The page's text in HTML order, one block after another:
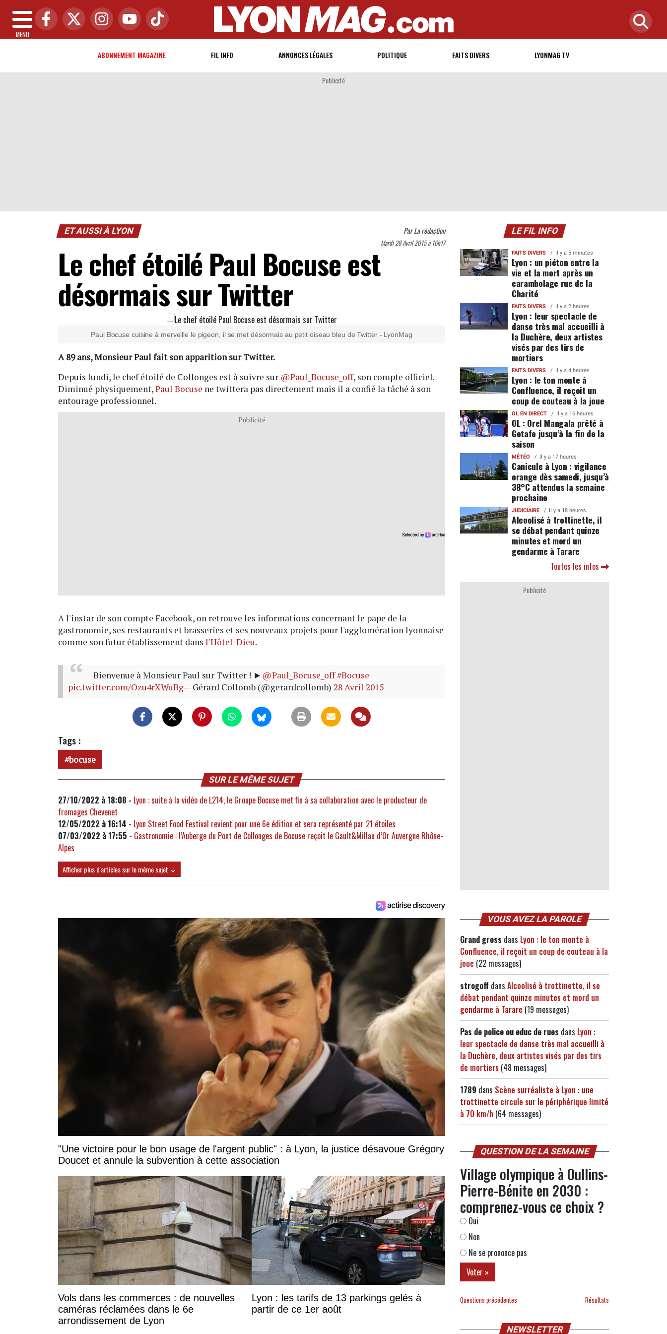
MENU
ABONNEMENT MAGAZINE FIL INFO ANNONCES LÉGALES POLITIQUE FAITS DIVERS LYONMAG TV
Publicité
ET AUSSI À LYON ParLa rédaction
Mardi 28 Avril 2015 à 16h17
Le chef étoilé Paul Bocuse est
désormais sur Twitter
Paul Bocuse cuisine à merveille le pigeon, il se met désormais au petit oiseau bleu de Twitter - LyonMag
A 89 ans, Monsieur Paul fait son apparition sur Twitter.
Depuis lundi, le chef étoilé de Collonges est à suivre sur @Paul_Bocuse_off, son compte officiel.
Diminué physiquement,Paul Bocuse ne twittera pas directement mais il a confié la tâché à son
entourage professionnel.
Publicité
A l'instar de son compte Facebook, on retrouve les informations concernant le pape de la
gastronomie, ses restaurants et brasseries et ses nouveaux projets pour l'agglomération lyonnaise
comme son futur établissement dans l'Hôtel-Dieu.
Bienvenue à Monsieur Paul sur Twitter ! ► @Paul_Bocuse_off#Bocuse
pic.twitter.com/Ozu4rXWuBg— Gérard Collomb (@gerardcollomb) 28 Avril 2015
Tags :
bocuse
SUR LE MÊME SUJET
27/10/2022 à 18:08 - Lyon : suite à la vidéo de L214, le Groupe Bocuse met fin à sa collaboration avec le producteur de
fromages Chevenet
12/05/2022 à 16:14 - Lyon Street Food Festival revient pour une 6e édition et sera représenté par 21 étoiles
07/03/2022 à 17:55 - Gastronomie : l’Auberge du Pont de Collonges de Bocuse reçoit le Gault&Millau d’Or Auvergne Rhône-
Alpes
Afficher plus d'articles sur le même sujet ↓
"Une victoire pour le bon usage de l'argent public" : à Lyon, la justice désavoue Grégory
Doucet et annule la subvention à cette association
Vols dans les commerces : de nouvelles
caméras réclamées dans le 6e
arrondissement de Lyon
Lyon : les tarifs de 13 parkings gelés à
partir de ce 1er août
LE FIL INFO
FAITS DIVERS Il y a 5 minutes
Lyon : un piéton entre la
vie et la mort après un
carambolage rue de la
Charité
FAITS DIVERS Il y a 2 heures
Lyon : leur spectacle de
danse très mal accueilli à
la Duchère, deux artistes
visés par des tirs de
mortiers
FAITS DIVERS Il y a 4 heures
Lyon : le ton monte à
Confluence, il reçoit un
coup de couteau à la joue
OL EN DIRECT Il y a 16 heures
OL : Orel Mangala prêté à
Getafe jusqu’à la fin de la
saison
MÉTÉO Il y a 17 heures
Canicule à Lyon : vigilance
orange dès samedi, jusqu’à
38°C attendus la semaine
prochaine
JUDICIAIRE Il y a 18 heures
Alcoolisé à trottinette, il
se débat pendant quinze
minutes et mord un
gendarme à Tarare
Toutes les infos
Publicité
VOUS AVEZ LA PAROLE
Grand gross dans Lyon : le ton monte à
Confluence, il reçoit un coup de couteau à la
joue (22 messages)
strogoff dans Alcoolisé à trottinette, il se
débat pendant quinze minutes et mord un
gendarme à Tarare (19 messages)
Pas de police ou educ de rues dans Lyon :
leur spectacle de danse très mal accueilli à
la Duchère, deux artistes visés par des tirs
de mortiers (48 messages)
1789 dans Scène surréaliste à Lyon : une
trottinette circule sur le périphérique limité
à 70 km/h (64 messages)
QUESTION DE LA SEMAINE
Village olympique à Oullins-
Pierre-Bénite en 2030 :
comprenez-vous ce choix ?
Oui
Non
Ne se prononce pas
Questions précédentes Résultats
NEWSLETTER